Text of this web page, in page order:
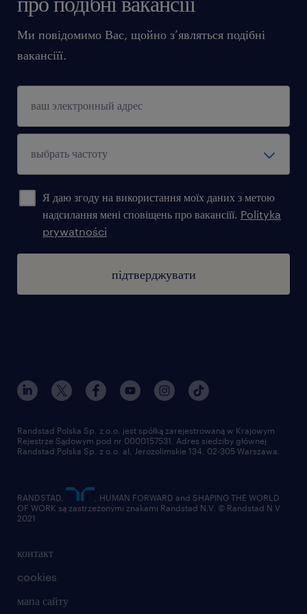
ta oferta pracy przeznaczona jest dla osób
powyżej 18 roku życia
oferujemy
Stabilne zatrudnienie w firmie o
ugruntowanej pozycji na rynku.
Wynagrodzenie zależne od Twojej wiedzy
i doświadczenia od 12 000zł brutto.
Pracę z nowoczesnymi technologiami i
Niezbędne narzędzia pracy oraz wsparcie
zespołu na każdym etapie wdrożenia.
Ми повідомимо Вас, щойно з’являться подібні
вакансіїї.
Я даю згоду на використання моїх даних з метою
надсилання мені сповіщень про вакансіїї. Polityka
prywatności
підтверджувати
контакт
cookies
мапа сайту
Randstad Polska Sp. z o.o. jest spółką zarejestrowaną w Krajowym
Rejestrze Sądowym pod nr 0000157531. Adres siedziby głównej
Randstad Polska Sp. z o.o. al. Jerozolimskie 134, 02-305 Warszawa.
RANDSTAD,
, HUMAN FORWARD and SHAPING THE WORLD
OF WORK są zastrzeżonymi znakami Randstad N.V. © Randstad N.V
2021